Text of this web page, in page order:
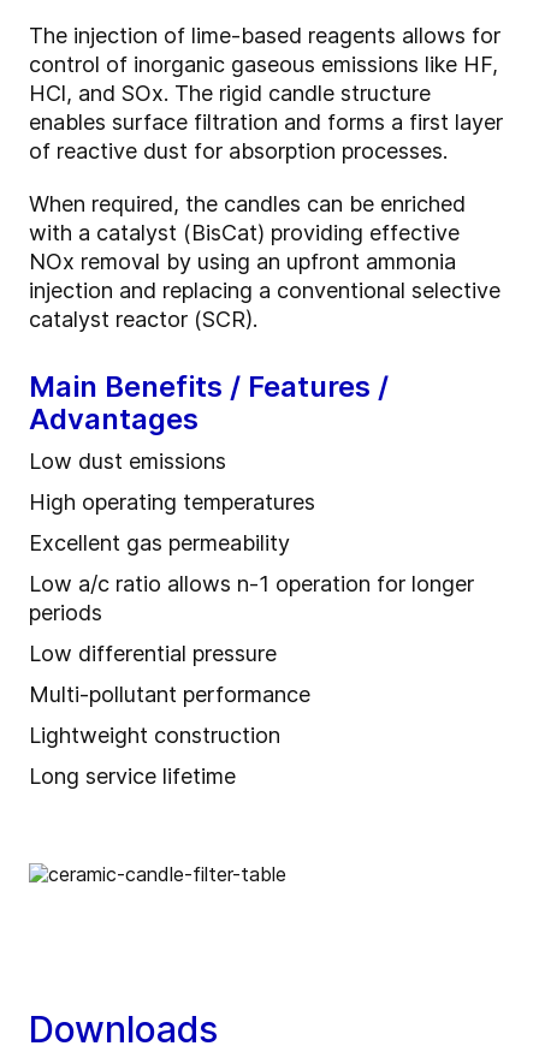
The injection of lime-based reagents allows for
control of inorganic gaseous emissions like HF,
HCl, and SOx. The rigid candle structure
enables surface filtration and forms a first layer
of reactive dust for absorption processes.
When required, the candles can be enriched
with a catalyst (BisCat) providing effective
NOx removal by using an upfront ammonia
injection and replacing a conventional selective
catalyst reactor (SCR).
Main Benefits / Features /
Advantages
Low dust emissions
High operating temperatures
Excellent gas permeability
Low a/c ratio allows n-1 operation for longer
periods
Low differential pressure
Multi-pollutant performance
Lightweight construction
Long service lifetime
Downloads